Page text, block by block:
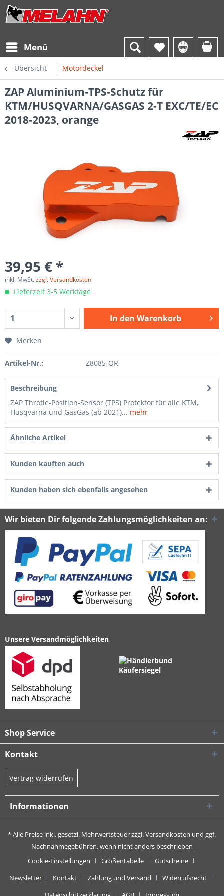
Menü
Übersicht Motordeckel
ZAP Aluminium-TPS-Schutz für
KTM/HUSQVARNA/GASGAS 2-T EXC/TE/EC
2018-2023, orange
39,95 € *
inkl. MwSt.zzgl. Versandkosten
Lieferzeit 3-5 Werktage
In den Warenkorb
Merken
Artikel-Nr.: Z8085-OR
Beschreibung
ZAP Throtle-Position-Sensor (TPS) Protektor für alle KTM,
Husqvarna und GasGas (ab 2021)... mehr
Ähnliche Artikel
Kunden kauften auch
Kunden haben sich ebenfalls angesehen
Wir bieten Dir folgende Zahlungsmöglichkeiten an:
Unsere Versandmöglichkeiten
Shop Service
Kontakt
Vertrag widerrufen
Informationen
* Alle Preise inkl. gesetzl. Mehrwertsteuer zzgl.Versandkosten und ggf.
Nachnahmegebühren, wenn nicht anders beschrieben
Cookie-Einstellungen
Größentabelle
Gutscheine
Newsletter
Kontakt Zahlung und Versand
Widerrufsrecht